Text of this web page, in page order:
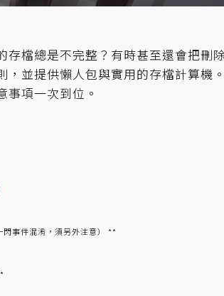
存檔總是不完整？有時甚至還會把刪
，並提供懶人包與實用的存檔計算機
項一次到位。
事件混淆，須另外注意） **